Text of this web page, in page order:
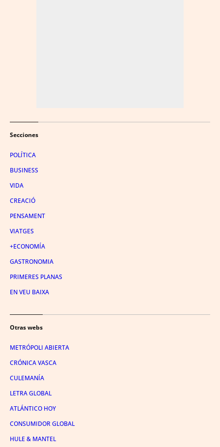
Secciones
POLÍTICA
BUSINESS
VIDA
CREACIÓ
PENSAMENT
VIATGES
+ECONOMÍA
GASTRONOMIA
PRIMERES PLANAS
EN VEU BAIXA
Otras webs
METRÓPOLI ABIERTA
CRÓNICA VASCA
CULEMANÍA
LETRA GLOBAL
ATLÁNTICO HOY
CONSUMIDOR GLOBAL
HULE & MANTEL